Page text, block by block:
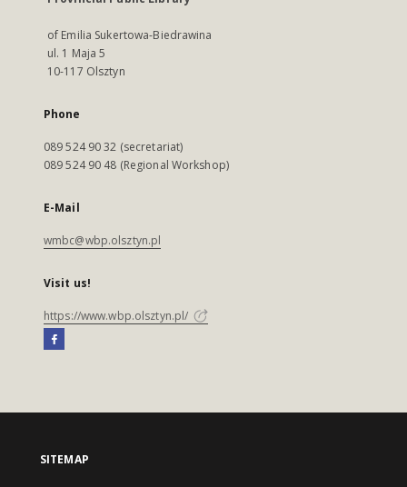
of Emilia Sukertowa-Biedrawina
ul. 1 Maja 5
10-117 Olsztyn
Phone
089 524 90 32 (secretariat)
089 524 90 48 (Regional Workshop)
E-Mail
wmbc@wbp.olsztyn.pl
Visit us!
https://www.wbp.olsztyn.pl/
SITEMAP